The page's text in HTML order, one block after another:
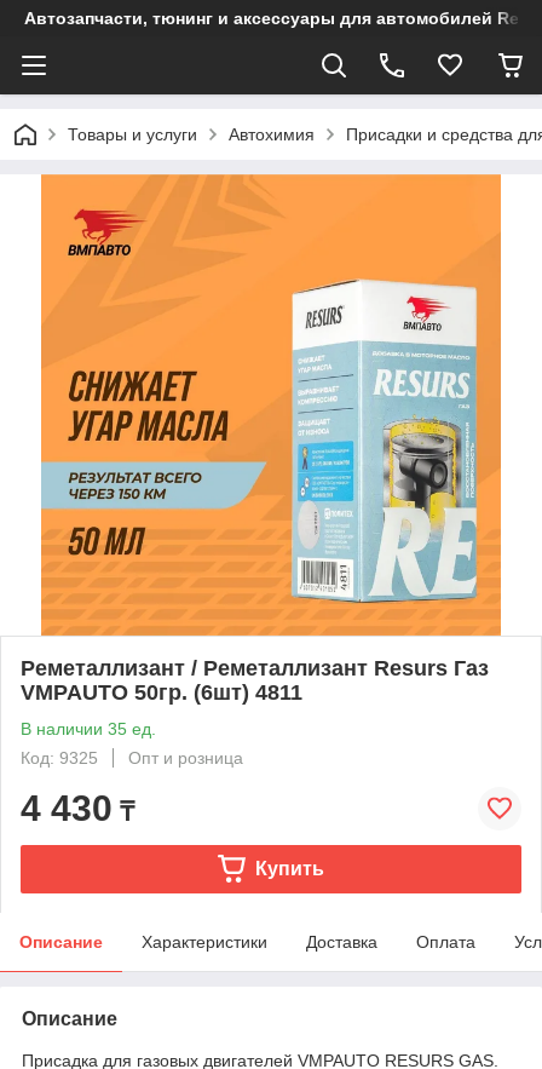
Автозапчасти, тюнинг и аксессуары для автомобилей
Товары и услуги Автохимия Присадки и средства
Реметаллизант / Реметаллизант Resurs Газ
VMPAUTO 50гр. (6шт) 4811
В наличии 35 ед.
Код: 9325
Опт и розница
4 430 ₸
Купить
Описание Характеристики Доставка Оплата
Описание
Присадка для газовых двигателей VMPAUTO RESURS GAS.